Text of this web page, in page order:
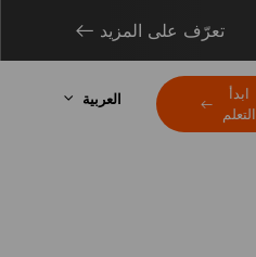
تعرّف على المزيد
ابدأ
التعلم
العربية